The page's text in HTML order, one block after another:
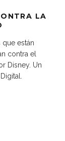
LA
están
contra el
Disney. Un